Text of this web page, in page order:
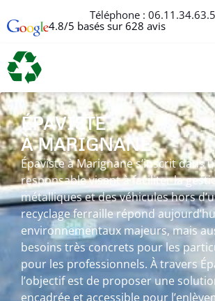
Téléphone :
4.8/5 basés sur 628 avis
ÉPAVISTE
À MARIGNANE
Épaviste à Marignane s’inscrit dans
responsable visant à faciliter la
métalliques et des véhicules hors
recyclage ferraille répond
environnementaux majeurs, mais
besoins très concrets pour les
pour les professionnels. À travers
l’objectif est de proposer une
encadrée et accessible pour